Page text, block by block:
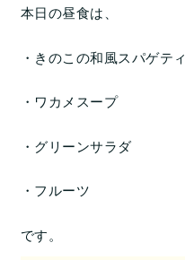
本日の昼食は、
・きのこの和風スパゲティ
・ワカメスープ
・グリーンサラダ
・フルーツ
です。